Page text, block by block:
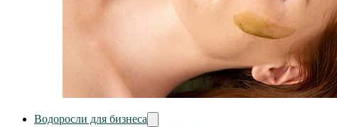
Водоросли для бизнеса